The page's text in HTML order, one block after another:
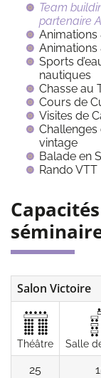
Team
partenaire
Animations
Sports
nautiques
Chasse au
Cours de
Visites de
vintage
Balade en
Rando VTT
Salon Victoire
Théâtre Salle
25